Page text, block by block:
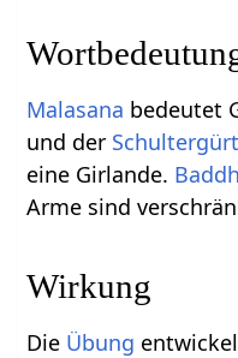
Malasana bedeutet
und der
eine Girlande.
Arme sind
Wirkung
Die Übung